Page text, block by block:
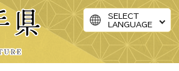
SELECT
LANGUAGE